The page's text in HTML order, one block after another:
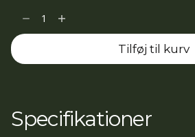
9.895,00kr..6.827,55kr..
CC/LL
Cistern
-
(ca.10-
12
Tilføj til kurv
Specifikationer